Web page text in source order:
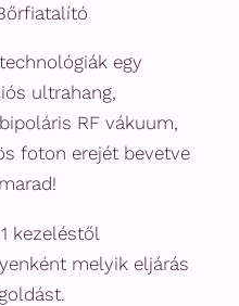
egy
ultrahang,
RF vákuum,
foton erejét bevetve
kezeléstől
melyik eljárás